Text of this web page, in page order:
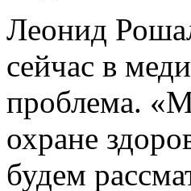
Леонид
сейчас в
проблема.
охране
будем